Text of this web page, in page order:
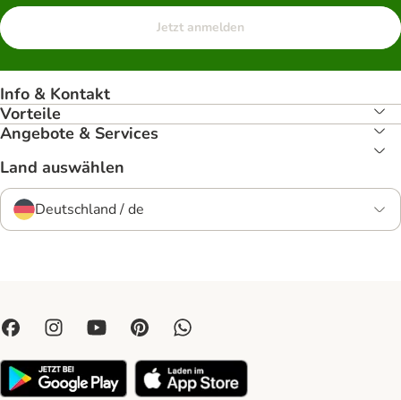
Jetzt anmelden
Info & Kontakt
Vorteile
Angebote & Services
Land auswählen
Deutschland / de